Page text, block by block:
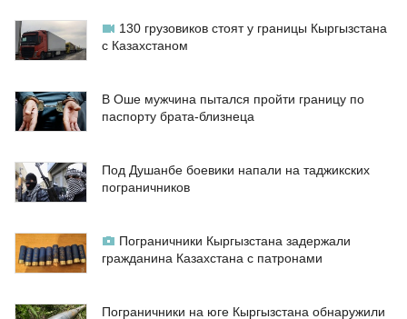
130 грузовиков стоят у границы Кыргызстана
с Казахстаном
В Оше мужчина пытался пройти границу по
паспорту брата-близнеца
Под Душанбе боевики напали на таджикских
пограничников
Пограничники Кыргызстана задержали
гражданина Казахстана с патронами
Пограничники на юге Кыргызстана обнаружили